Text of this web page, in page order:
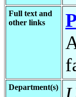
Full text and
other links
Department(s)